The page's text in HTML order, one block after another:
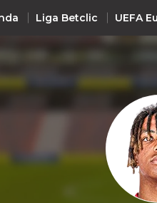
Liga Betclic UEFA
UEFA
UEFA
UEFA
Premier